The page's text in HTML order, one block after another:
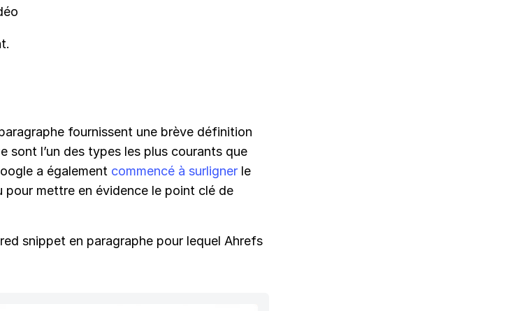
fournissent une brève définition
sont l’un des types les plus courants que
a également commencé à surligner le
pour mettre en évidence le point clé de
snippet en paragraphe pour lequel Ahrefs